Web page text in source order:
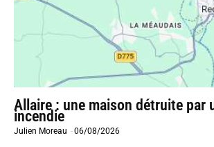
Allaire : une maison détruite par
incendie
Julien Moreau -06/08/2026